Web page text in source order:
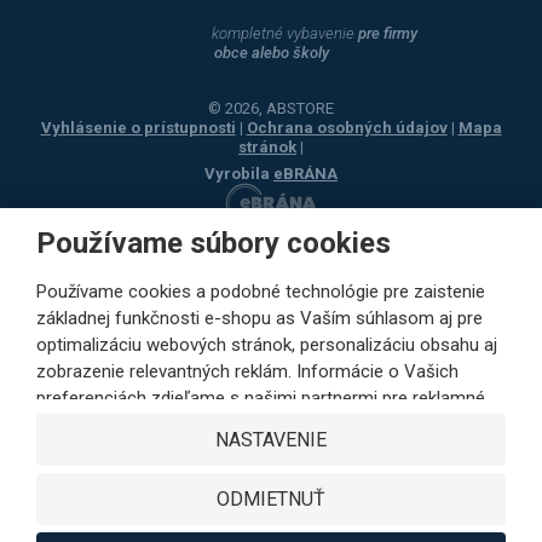
Používame súbory cookies
Používame cookies a podobné technológie pre zaistenie
základnej funkčnosti e-shopu as Vaším súhlasom aj pre
optimalizáciu webových stránok, personalizáciu obsahu aj
zobrazenie relevantných reklám. Informácie o Vašich
preferenciách zdieľame s našimi partnermi pre reklamné,
Partneri môžu tieto údaje v rámci personalizácie reklamy
využívaní ich služieb. Kliknutím na tlačidlo SÚHLASÍM
vyjadríte Váš súhlas s ukladaním cookies na výkonové,
NASTAVENIE
ODMIETNUŤ
kompletné vybavenie pre firmy
obce alebo školy
© 2026, ABSTORE
Vyhlásenie o prístupnosti | Ochrana osobných údajov | Mapa
stránok |
Vyrobila eBRÁNA